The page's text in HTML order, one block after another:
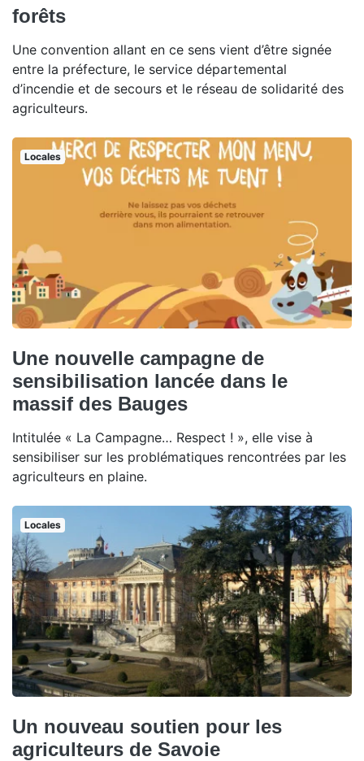
forêts
Une convention allant en ce sens vient d’être signée
entre la préfecture, le service départemental
d’incendie et de secours et le réseau de solidarité des
agriculteurs.
Locales
Une nouvelle campagne de
sensibilisation lancée dans le
massif des Bauges
Intitulée « La Campagne… Respect ! », elle vise à
sensibiliser sur les problématiques rencontrées par les
agriculteurs en plaine.
Locales
Un nouveau soutien pour les
agriculteurs de Savoie